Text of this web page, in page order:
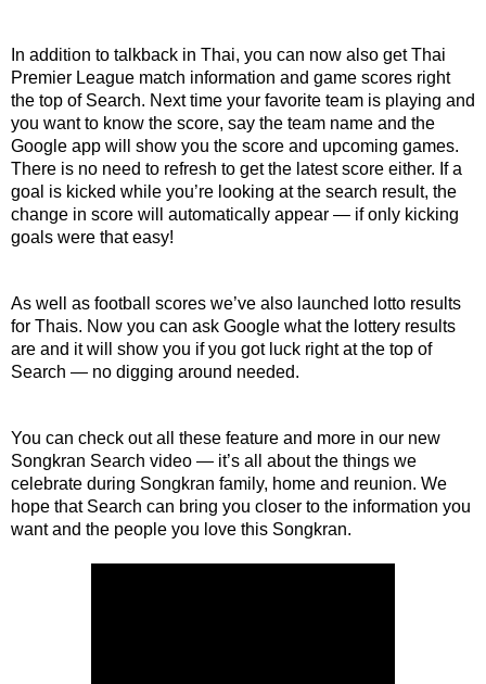
In addition to talkback in Thai, you can now also get Thai
Premier League match information and game scores right
the top of Search. Next time your favorite team is playing and
you want to know the score, say the team name and the
Google app will show you the score and upcoming games.
There is no need to refresh to get the latest score either. If a
goal is kicked while you’re looking at the search result, the
change in score will automatically appear — if only kicking
goals were that easy!
As well as football scores we’ve also launched lotto results
for Thais. Now you can ask Google what the lottery results
are and it will show you if you got luck right at the top of
Search — no digging around needed.
You can check out all these feature and more in our new
Songkran Search video — it’s all about the things we
celebrate during Songkran family, home and reunion. We
hope that Search can bring you closer to the information you
want and the people you love this Songkran.